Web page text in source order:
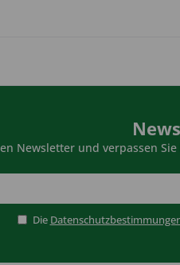
Newsletter und verpassen
Die